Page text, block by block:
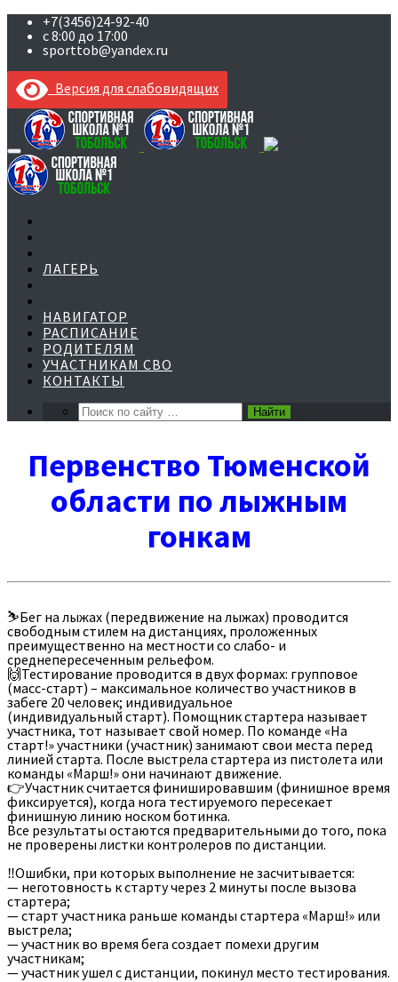
+7(3456)24-92-40
с 8:00 до 17:00
sporttob@yandex.ru
Версия для слабовидящих
Skip
content
ЛАГЕРЬ
НАВИГАТОР
РАСПИСАНИЕ
РОДИТЕЛЯМ
УЧАСТНИКАМ СВО
КОНТАКТЫ
Первенство Тюменской
области по лыжным
гонкам
⛷Бег на лыжах (передвижение на лыжах) проводится
свободным стилем на дистанциях, проложенных
преимущественно на местности со слабо- и
среднепересеченным рельефом.
🙌Тестирование проводится в двух формах: групповое
(масс-старт) – максимальное количество участников в
забеге 20 человек; индивидуальное
(индивидуальный старт). Помощник стартера называет
участника, тот называет свой номер. По команде «На
старт!» участники (участник) занимают свои места перед
линией старта. После выстрела стартера из пистолета или
команды «Марш!» они начинают движение.
👉Участник считается финишировавшим (финишное время
фиксируется), когда нога тестируемого пересекает
финишную линию носком ботинка.
Все результаты остаются предварительными до того, пока
не проверены листки контролеров по дистанции.
‼Ошибки, при которых выполнение не засчитывается:
— неготовность к старту через 2 минуты после вызова
стартера;
— старт участника раньше команды стартера «Марш!» или
выстрела;
— участник во время бега создает помехи другим
участникам;
— участник ушел с дистанции, покинул место тестирования.